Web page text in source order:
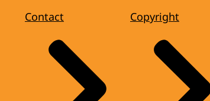
Contact Copyright